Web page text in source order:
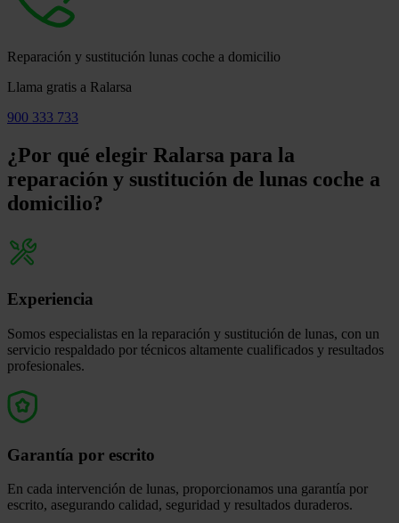
Reparación y sustitución lunas coche a domicilio
Llama gratis a Ralarsa
900 333 733
¿Por qué elegir Ralarsa para la
reparación y sustitución de lunas coche a
domicilio?
Experiencia
Somos especialistas en la reparación y sustitución de lunas, con un
servicio respaldado por técnicos altamente cualificados y resultados
profesionales.
Garantía por escrito
En cada intervención de lunas, proporcionamos una garantía por
escrito, asegurando calidad, seguridad y resultados duraderos.